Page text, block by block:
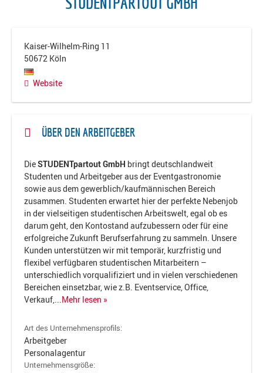
Kaiser-Wilhelm-Ring 11
50672 Köln
Website
ÜBER DEN ARBEITGEBER
DieSTUDENTpartout GmbH bringt deutschlandweit
Studenten und Arbeitgeber aus der Eventgastronomie
sowie aus dem gewerblich/kaufmännischen Bereich
zusammen. Studenten erwartet hier der perfekte Nebenjob
in der vielseitigen studentischen Arbeitswelt, egal ob es
darum geht, den Kontostand aufzubessern oder für eine
erfolgreiche Zukunft Berufserfahrung zu sammeln. Unsere
Kunden unterstützen wir mit temporär, kurzfristig und
flexibel verfügbaren studentischen Mitarbeitern –
unterschiedlich vorqualifiziert und in vielen verschiedenen
Bereichen einsetzbar, wie z.B. Eventservice, Office,
Verkauf,
Mehr lesen »
Art des Unternehmensprofils:
Arbeitgeber
Personalagentur
Unternehmensgröße: